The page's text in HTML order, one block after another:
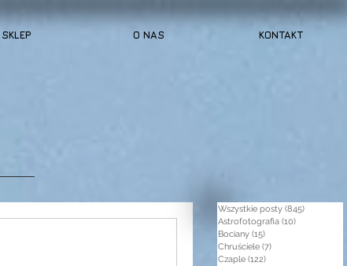
SKLEP O NAS KONTAKT
Wszystkie posty (845)
Astrofotografia (10)
Bociany (15)
Chruściele (7)
Czaple (122)